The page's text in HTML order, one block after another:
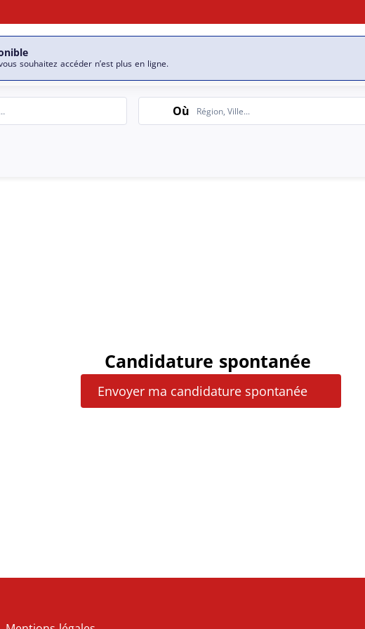
souhaitez accéder n’est plus en ligne.
Search
Où
Candidature spontanée
Envoyer ma candidature spontanée